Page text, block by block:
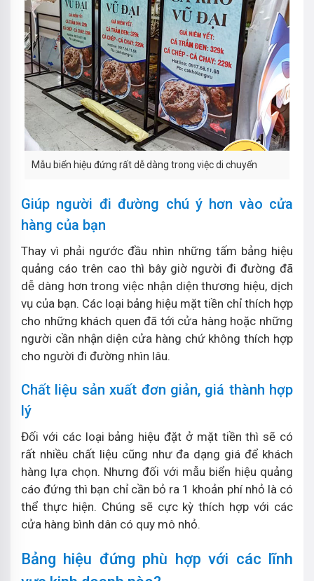
Mẫu biển hiệu đứng rất dễ dàng trong việc di chuyển
Giúp người đi đường chú ý hơn vào cửa
hàng của bạn
Thay vì phải ngước đầu nhìn những tấm bảng hiệu
quảng cáo trên cao thì bây giờ người đi đường đã
dễ dàng hơn trong việc nhận diện thương hiệu, dịch
vụ của bạn. Các loại bảng hiệu mặt tiền chỉ thích hợp
cho những khách quen đã tới cửa hàng hoặc những
người cần nhận diện cửa hàng chứ không thích hợp
cho người đi đường nhìn lâu.
Chất liệu sản xuất đơn giản, giá thành hợp
lý
Đối với các loại bảng hiệu đặt ở mặt tiền thì sẽ có
rất nhiều chất liệu cũng như đa dạng giá để khách
hàng lựa chọn. Nhưng đối với mẫu biển hiệu quảng
cáo đứng thì bạn chỉ cần bỏ ra 1 khoản phí nhỏ là có
thể thực hiện. Chúng sẽ cực kỳ thích hợp với các
cửa hàng bình dân có quy mô nhỏ.
Bảng hiệu đứng phù hợp với các lĩnh